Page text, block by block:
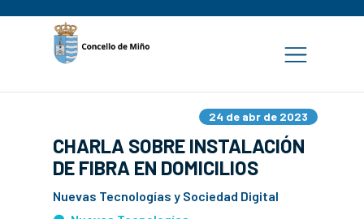
24 de abr de 2023
CHARLA SOBRE INSTALACIÓN
DE FIBRA EN DOMICILIOS
Nuevas Tecnologías y Sociedad Digital